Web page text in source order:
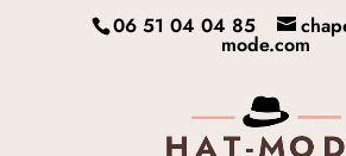
06 51 04 04 85
mode.com